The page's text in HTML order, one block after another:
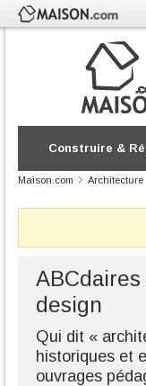
Construire &
Maison.com Architecture
design
Qui dit «
historiques et
ouvrages